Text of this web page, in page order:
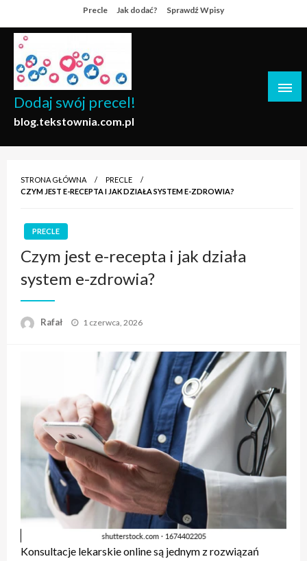
to
content
Precle Jak dodać? Sprawdź Wpisy
Dodaj swój precel!
blog.tekstownia.com.pl
STRONA GŁÓWNA
PRECLE
CZYM JEST E-RECEPTA I JAK DZIAŁA SYSTEM E-ZDROWIA?
PRECLE
Czym jest e-recepta i jak działa
system e-zdrowia?
Rafał
Opublikowane
1 czerwca, 2026
Konsultacje lekarskie online są jednym z rozwiązań